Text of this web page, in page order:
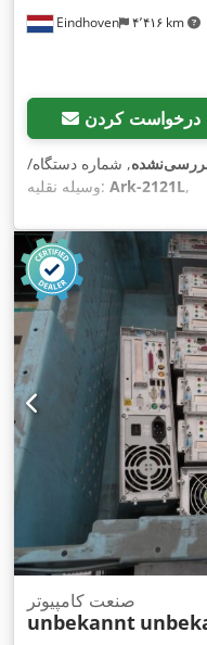
Eindhoven ۴٬۴۱۶ km
درخواست کردن
, شماره دستگاه/
وسیله نقلیه: Ark-2121L,
صنعت کامپیوتر
unbekannt